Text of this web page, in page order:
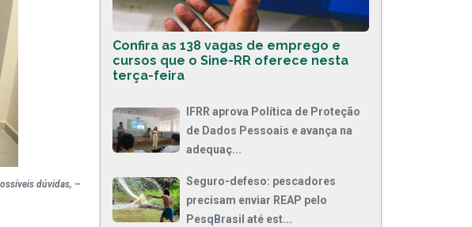
dúvidas, –
Confira as 138 vagas de emprego e
cursos que o Sine-RR oferece nesta
terça-feira
IFRR aprova Política de Proteção
de Dados Pessoais e avança na
adequaç...
Seguro-defeso: pescadores
precisam enviar REAP pelo
PesqBrasil até est...